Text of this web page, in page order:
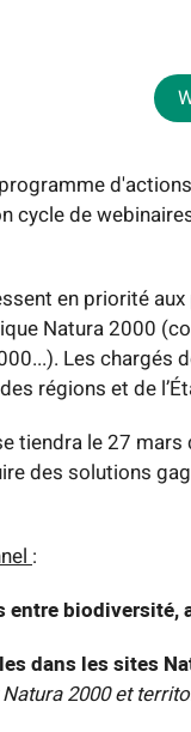
cycle de
en priorité
Natura 2000
Les chargés
régions et de
tiendra le 27
des solutions
:
entre biodiversité,
dans les sites
2000 et